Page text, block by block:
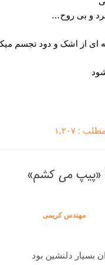
و بی روح…
ای از اشک و دود تجسم
مطلب : ۱,۲۰۷
مهندس کریمی
بسیار دلنشین بود